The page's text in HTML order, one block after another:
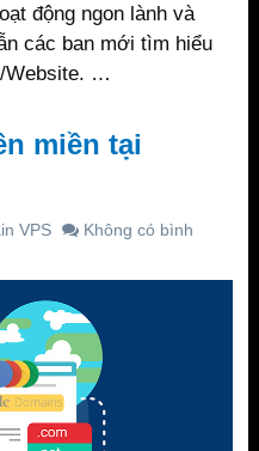
động ngon lành và
các ban mới tìm hiểu
Website. …
miền tại
VPS
Không có bình